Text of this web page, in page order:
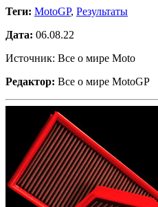
Теги: MotoGP, Результаты
Дата: 06.08.22
Источник: Все о мире Moto
Редактор: Все о мире MotoGP